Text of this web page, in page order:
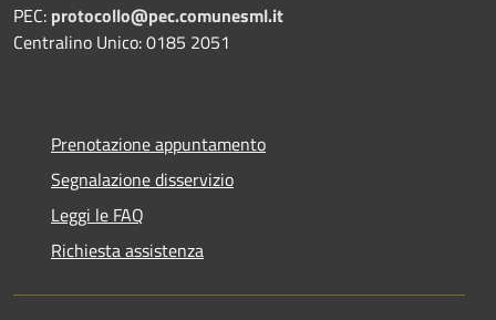
PEC: protocollo@pec.comunesml.it
Centralino Unico: 0185 2051
Prenotazione appuntamento
Segnalazione disservizio
Leggi le FAQ
Richiesta assistenza